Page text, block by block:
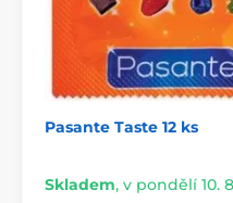
Pasante Taste 12 ks
Skladem, v pondělí 10.